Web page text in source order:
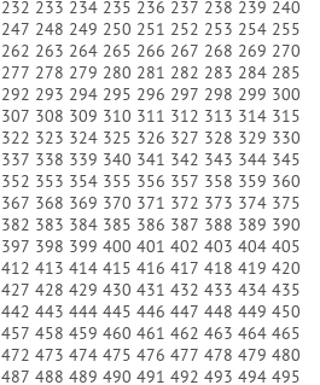
232 233 234 235 236 237 238 239 240
247 248 249 250 251 252 253 254 255
262 263 264 265 266 267 268 269 270
277 278 279 280 281 282 283 284 285
292 293 294 295 296 297 298 299 300
307 308 309 310 311 312 313 314 315
322 323 324 325 326 327 328 329 330
337 338 339 340 341 342 343 344 345
352 353 354 355 356 357 358 359 360
367 368 369 370 371 372 373 374 375
382 383 384 385 386 387 388 389 390
397 398 399 400 401 402 403 404 405
412 413 414 415 416 417 418 419 420
427 428 429 430 431 432 433 434 435
442 443 444 445 446 447 448 449 450
457 458 459 460 461 462 463 464 465
472 473 474 475 476 477 478 479 480
487 488 489 490 491 492 493 494 495